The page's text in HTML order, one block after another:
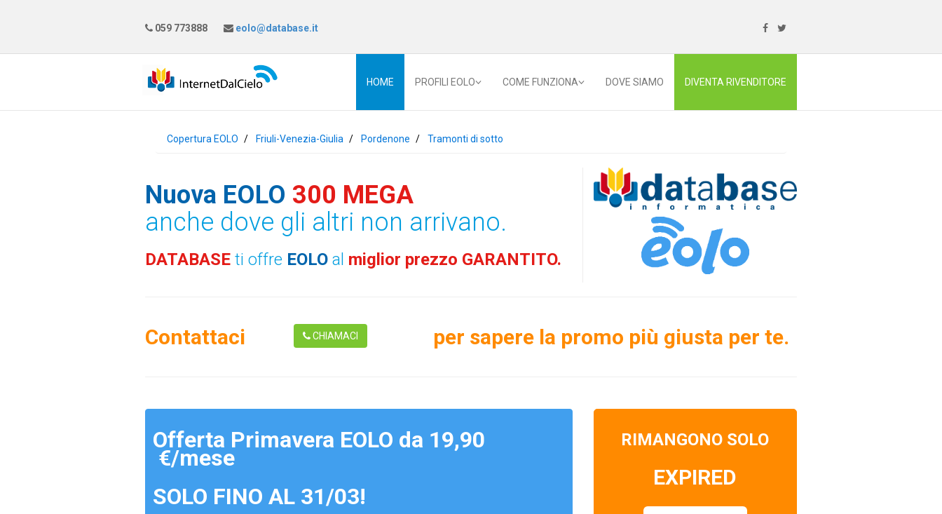
059 773888 eolo@database.it
HOME PROFILI EOLO COME FUNZIONA DOVE SIAMO DIVENTA RIVENDITORE
Copertura EOLO Friuli-Venezia-Giulia Pordenone Tramonti di sotto
Nuova EOLO 300 MEGA
anche dove gli altri non arrivano.
DATABASE ti offre EOLO al miglior prezzo GARANTITO.
Contattaci CHIAMACI per sapere la promo più giusta per te.
Offerta Primavera EOLO da 19,90
€/mese
SOLO FINO AL 31/03!
RIMANGONO SOLO
EXPIRED